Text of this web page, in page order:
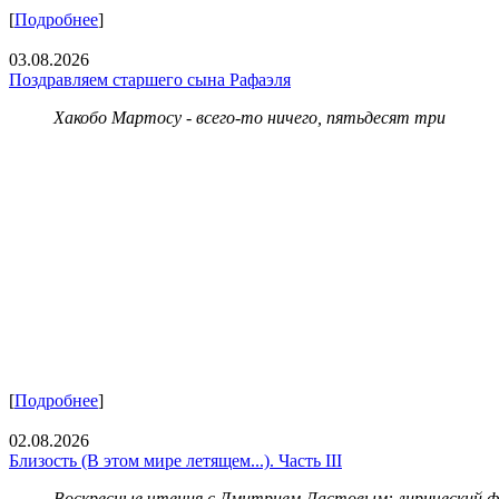
[Подробнее]
03.08.2026
Поздравляем старшего сына Рафаэля
Хакобо Мартосу - всего-то ничего, пятьдесят три
[Подробнее]
02.08.2026
Близость (В этом мире летящем...). Часть III